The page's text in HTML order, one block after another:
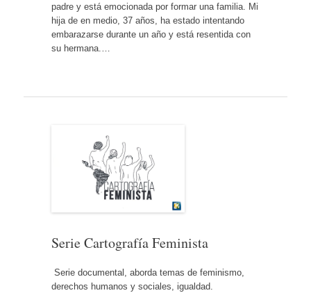
padre y está emocionada por formar una familia. Mi
hija de en medio, 37 años, ha estado intentando
embarazarse durante un año y está resentida con
su hermana.…
Serie Cartografía Feminista
Serie documental, aborda temas de feminismo,
derechos humanos y sociales, igualdad.